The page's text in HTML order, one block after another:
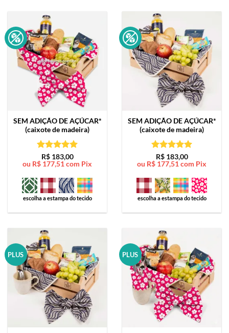
SEM ADIÇÃO DE AÇÚCAR*
(caixote de madeira)
Avaliação5
de 5
R$183,00
ou R$ 177,51com Pix
escolha a estampa do tecido
SEM ADIÇÃO DE AÇÚCAR*
(caixote de madeira)
Avaliação5
de 5
R$183,00
ou R$ 177,51com Pix
escolha a estampa do tecido
PLUS PLUS